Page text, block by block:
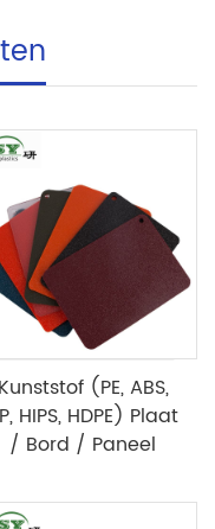
Kunststof (PE, ABS,
HIPS, HDPE) Plaat
/ Bord / Paneel